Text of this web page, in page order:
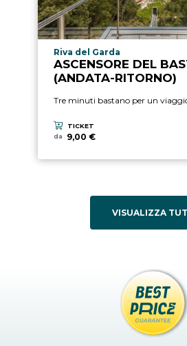
Località esperienza
Riva del Garda
ASCENSORE DEL
(ANDATA-RITORNO)
Tre minuti bastano per un
TICKET
da
9,00 €
VISUALIZZA